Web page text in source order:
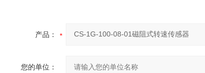
产品：
您的单位：